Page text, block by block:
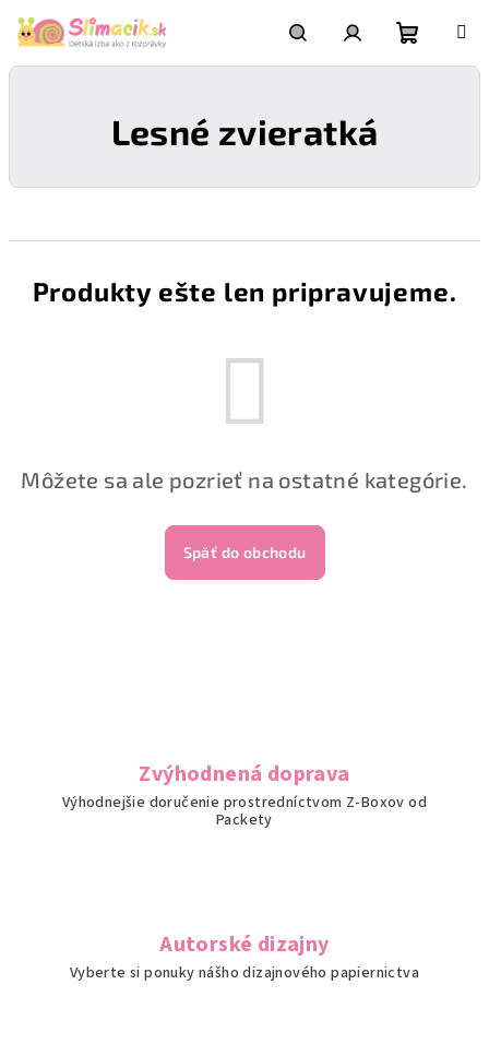
obsah
HľadaťPrihlásenie
Lesné zvieratká
Produkty ešte len pripravujeme.
Môžete sa ale pozrieť na ostatné kategórie.
Späť do obchodu
Zvýhodnená doprava
Výhodnejšie doručenie prostredníctvom Z-Boxov od
Packety
Autorské dizajny
Vyberte si ponuky nášho dizajnového papiernictva